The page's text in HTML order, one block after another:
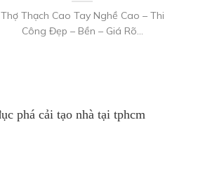
Thợ Thạch Cao Tay Nghề Cao – Thi
Công Đẹp – Bền – Giá Rõ...